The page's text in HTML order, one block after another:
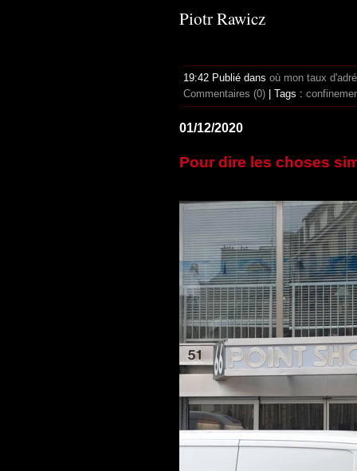
Piotr Rawicz
19:42 Publié dans où mon taux
Commentaires (0) | Tags :
01/12/2020
Pour dire les choses